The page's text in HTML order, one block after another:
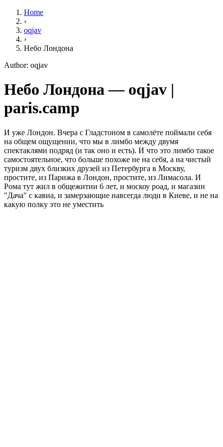
Home
›
oqjav
›
Небо Лондона
Author: oqjav
Небо Лондона — oqjav |
paris.camp
И уже Лондон. Вчера с Гладстоном в самолёте поймали себя
на общем ощущении, что мы в лимбо между двумя
спектаклями подряд (и так оно и есть). И что это лимбо такое
самостоятельное, что больше похоже не на себя, а на чистый
туризм двух близких друзей из Петербурга в Москву,
простите, из Парижа в Лондон, простите, из Лимасола. И
Рома тут жил в общежитии 6 лет, и москоу роад, и магазин
"Дача" с кавиа, и замерзающие навсегда люди в Киеве, и не на
какую полку это не уместить